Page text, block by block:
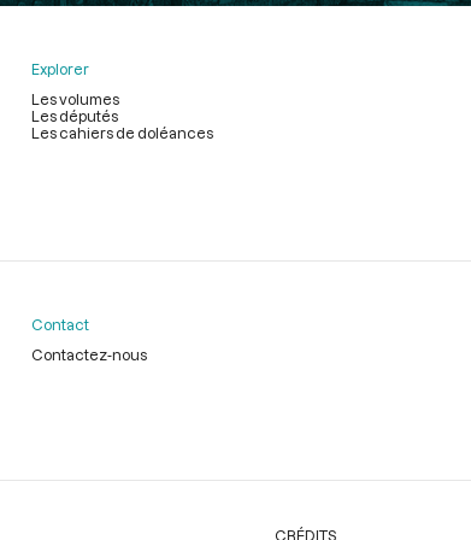
Explorer
Les volumes
Les députés
Les cahiers de doléances
Contact
Contactez-nous
CRÉDITS